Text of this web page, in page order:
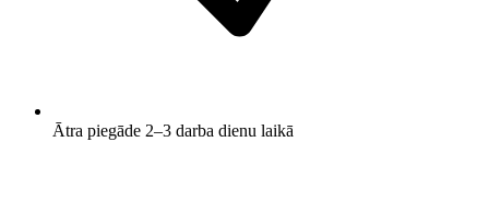
Ātra piegāde 2–3 darba dienu laikā